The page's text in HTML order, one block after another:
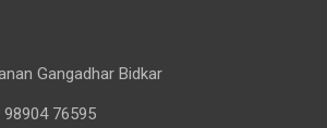
Gangadhar Bidkar
98904 76595